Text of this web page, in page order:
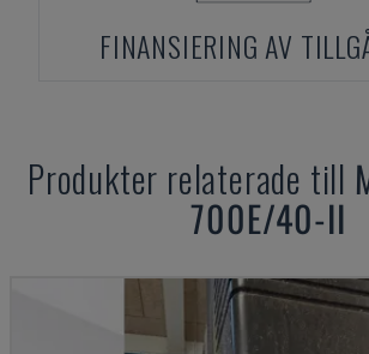
FINANSIERING AV
Produkter relaterade till
700E/40-II